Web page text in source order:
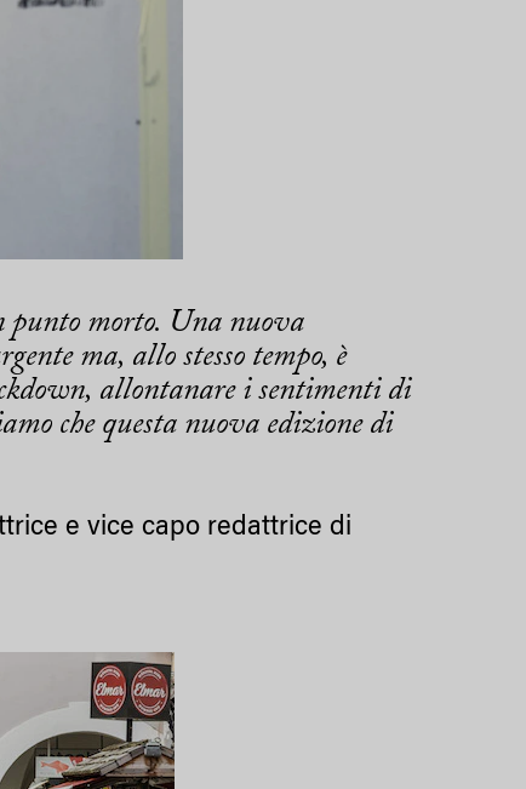
punto morto. Una nuova
ma, allo stesso tempo, è
allontanare i sentimenti di
che questa nuova edizione di
e vice capo redattrice di